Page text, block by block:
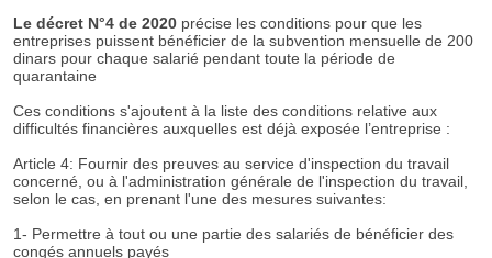
Le décret N°4 de 2020 précise les conditions pour que les
entreprises puissent bénéficier de la subvention mensuelle de 200
dinars pour chaque salarié pendant toute la période de
quarantaine
​Ces conditions s'ajoutent à la liste des conditions relative aux
difficultés financières auxquelles est déjà exposée l’entreprise :
Article 4: Fournir des preuves au service d'inspection du travail
concerné, ou à l'administration générale de l'inspection du travail,
selon le cas, en prenant l'une des mesures suivantes:
1- Permettre à tout ou une partie des salariés de bénéficier des
congés annuels payés